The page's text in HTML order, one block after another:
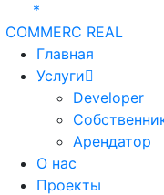
*
COMMERC REAL
Главная
Услуги
Developer
Арендатор
О нас
Проекты